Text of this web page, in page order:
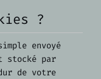
?
envoyé
stocké par
de votre